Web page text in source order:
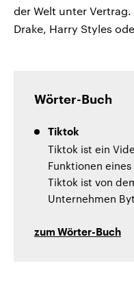
der Welt unter Vertrag.
Drake, Harry Styles
Wörter-Buch
Tiktok
Tiktok ist ein
Funktionen eines
Tiktok ist von
Unternehmen
zum Wörter-Buch